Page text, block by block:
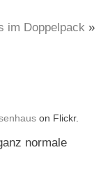
im Doppelpack»
on Flickr.
normale